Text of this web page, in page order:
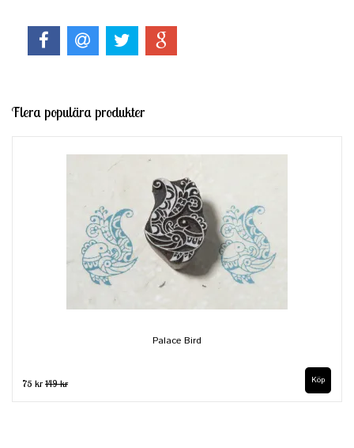
Flera populära produkter
Palace Bird
75 kr149 kr